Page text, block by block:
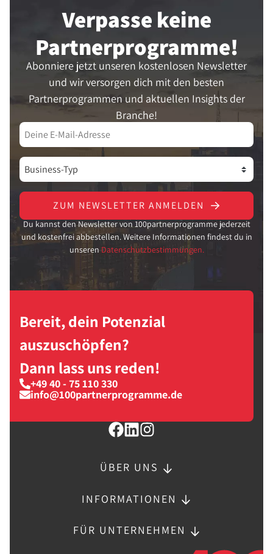
Verpasse keine
Partner­programme!
Abonniere jetzt unseren kostenlosen Newsletter
und wir versorgen dich mit den besten
Partnerprogrammen und aktuellen Insights der
Branche!
ZUM NEWSLETTER ANMELDEN
Du kannst den Newsletter von 100partnerprogramme jederzeit
und kostenfrei abbestellen. Weitere Informationen findest du in
unseren Datenschutzbestimmungen.
Bereit, dein Potenzial
auszuschöpfen?
Dann lass uns reden!
+49 40 - 75 110 330
info@100partnerprogramme.de
ÜBER UNS
INFORMATIONEN
FÜR UNTERNEHMEN